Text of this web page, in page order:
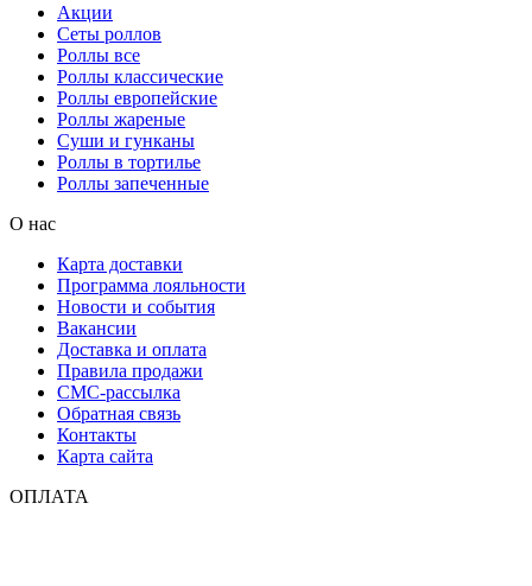
Акции
Сеты роллов
Роллы все
Роллы классические
Роллы европейские
Роллы жареные
Суши и гунканы
Роллы в тортилье
Роллы запеченные
О нас
Карта доставки
Программа лояльности
Новости и события
Вакансии
Доставка и оплата
Правила продажи
СМС-рассылка
Обратная связь
Контакты
Карта сайта
ОПЛАТА